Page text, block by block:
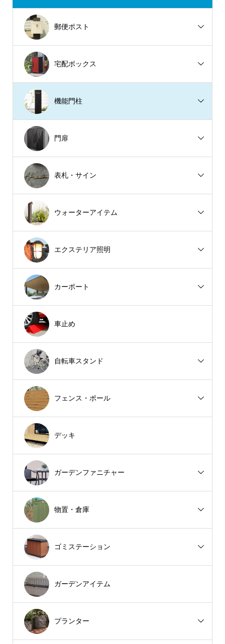
郵便ポスト
宅配ボックス
機能門柱
門扉
表札・サイン
ウォーターアイテム
エクステリア照明
カーポート
車止め
自転車スタンド
フェンス・ポール
デッキ
ガーデンファニチャー
物置・倉庫
ゴミステーション
ガーデンアイテム
プランター